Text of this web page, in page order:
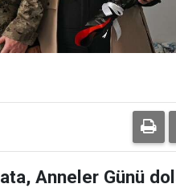
Anneler Günü